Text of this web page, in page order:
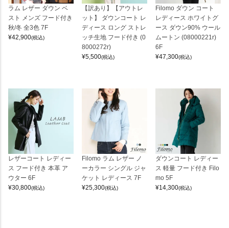
ラム レザー ダウン ベ
スト メンズ フード付き
秋/冬 全3色 7F
¥42,900(税込)
【訳あり】【アウトレ
ット】 ダウンコート レ
ディース ロング ストレ
ッチ生地 フード付き (0
8000272r)
¥5,500(税込)
Filomo ダウン コート
レディース ホワイトグ
ース ダウン90% ウール
ムートン (08000221r)
6F
¥47,300(税込)
レザーコート レディー
ス フード付き 本革 ア
ウター 6F
¥30,800(税込)
Filomo ラム レザー ノ
ーカラー シングル ジャ
ケット レディース 7F
¥25,300(税込)
ダウンコート レディー
ス 軽量 フード付き Filo
mo 5F
¥14,300(税込)